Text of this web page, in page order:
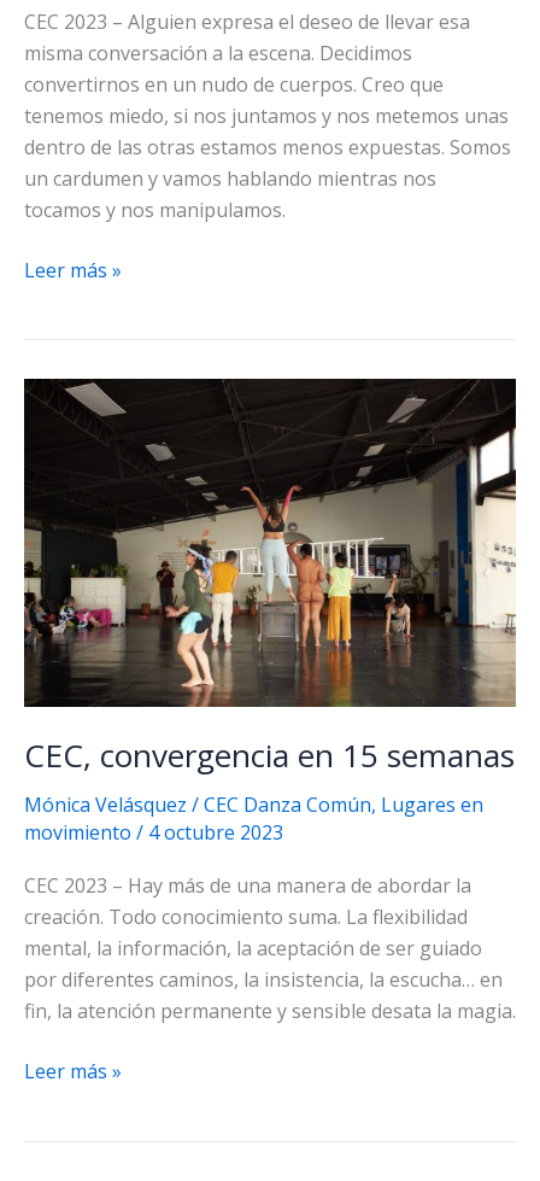
CEC 2023 – Alguien expresa el deseo de llevar esa
misma conversación a la escena. Decidimos
convertirnos en un nudo de cuerpos. Creo que
tenemos miedo, si nos juntamos y nos metemos unas
dentro de las otras estamos menos expuestas. Somos
un cardumen y vamos hablando mientras nos
tocamos y nos manipulamos.
No
mirar
adentrarse
en
él
Leer más »
CEC, convergencia en 15 semanas
Mónica Velásquez /CEC Danza Común, Lugares en
movimiento / 4 octubre 2023
CEC 2023 – Hay más de una manera de abordar la
creación. Todo conocimiento suma. La flexibilidad
mental, la información, la aceptación de ser guiado
por diferentes caminos, la insistencia, la escucha… en
fin, la atención permanente y sensible desata la magia.
CEC,
Leer más »